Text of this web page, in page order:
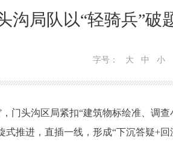
沟局队以“轻骑兵”破
字号： 大 中 小
门头沟区局紧扣“建筑物标绘准、调
推进，直插一线，形成“下沉答疑+